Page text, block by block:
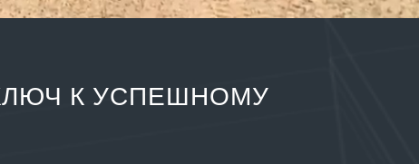
К УСПЕШНОМУ